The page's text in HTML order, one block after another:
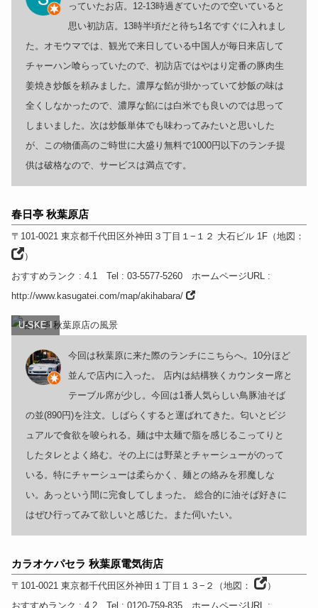
っていたお店。12-13時過ぎていたので空いていると
思い初訪店。13時半頃だと待ち1名ですぐに入れまし
た。オモウマでは、観光で来日している中国人が毎日来店して
チャーハン喰らっていたので、初訪店ではやはり定番の豚肉生
姜焼き炒飯を頼みました。濃厚な餡が掛かっていて炒飯の味は
全くしなかったので、濃厚な餡には白米でも良いのでは思って
しまいました。次は炒飯単体でも味わってみたいと思いした
が、この物価高のご時世に大盛り無料で1000円以下のランチ提
供は破格なので、サービスは満点です。
春日亭 秋葉原店
〒101-0021 東京都千代田区外神田３丁目１−１２ 大石ビル 1F（地図：
）
おすすめランク : 4.1 Tel : 03-5577-5260 ホームページURL:
http://www.kasugatei.com/map/akihabara/
U-SKE I
今回は秋葉原に来た際のランチにこちらへ。10分ほど
並んで店内に入った。 店内は結構狭くカウンター席と
テーブル席が少し。今回は1番人気らしい鳥豚油そば
の並(890円)を注文。しばらくすると運ばれてきた。匂いとビジ
ュアルで食欲を唆られる。麺は中太麺で脂を感じるこってりと
したタレとよく絡む。その上には野菜とチャーシューがのって
いる。特にチャーシューは柔らかく、麺との絡みを邪魔しな
い。あっという間に完食してしまった。 総合的に油そば好きに
はぜひ行ってみて欲しいと感じた。また伺いたい。
カラオケパセラ 秋葉原電気街店
〒101-0021 東京都千代田区外神田１丁目１３−２ （地図：
）
おすすめランク : 4.2 Tel : 0120-759-835 ホームページURL :